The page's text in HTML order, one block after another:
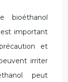
bioéthanol
important
et
irriter
peut